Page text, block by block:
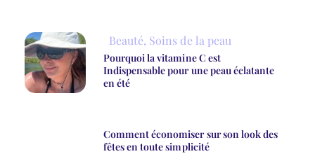
Beauté, Soins de la peau
Pourquoi la vitamine C est
Indispensable pour une peau éclatante
en été
Comment économiser sur son look des
fêtes en toute simplicité